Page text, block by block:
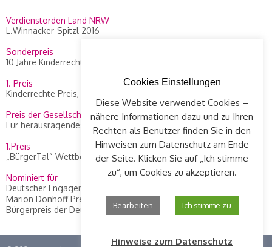
Verdienstorden Land NRW
L.Winnacker-Spitzl 2016
Sonderpreis
10 Jahre Kinderrechte Preis, WDR 2014
1. Preis
Kinderrechte Preis, WDR 2010
Preis der Gesellschaft Concordia
Für herausragendes Engagement an L. Winnacker-Spitzl, 2012
1.Preis
„BürgerTal“ Wettbewerb, 2008
Nominiert für
Deutscher Engagement Preis 2015
Marion Dönhoff Preis, Die Zeit, 2013
Bürgerpreis der Deutschen Zeitungen, 2010
Cookies Einstellungen
Diese Website verwendet Cookies –
nähere Informationen dazu und zu Ihren
Rechten als Benutzer finden Sie in den
Hinweisen zum Datenschutz am Ende
der Seite. Klicken Sie auf „Ich stimme
zu“, um Cookies zu akzeptieren.
Bearbeiten Ich stimme zu
Hinweise zum Datenschutz